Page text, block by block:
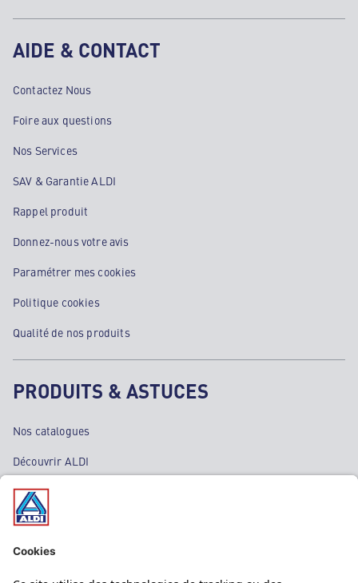
AIDE & CONTACT
Contactez Nous
Foire aux questions
Nos Services
SAV & Garantie ALDI
Rappel produit
Donnez-nous votre avis
Paramétrer mes cookies
Politique cookies
Qualité de nos produits
PRODUITS & ASTUCES
Nos catalogues
Découvrir ALDI
Nos bons plans
Nos rayons
Nos marques